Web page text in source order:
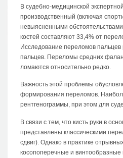
В судебно-медицинской
производственный (включая
невыясненными
костей составляют 33,4% от
Исследование переломов
пальцев. Переломы средних
ломаются относительно редко.
Важность этой проблемы
формирования переломов.
рентгенограммы, при этом для
В связи с тем, что кисть руки в
представлены классическими
сдвиг). Однако в практике
косопоперечные и